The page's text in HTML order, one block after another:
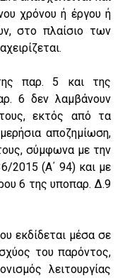
χρόνου ή έργου ή
στο πλαίσιο των
παρ. 5 και της
6 δεν λαμβάνουν
εκτός από τα
αποζημίωση,
σύμφωνα με την
2015 (Α΄ 94) και με
6 της υποπαρ. Δ.9
εκδίδεται μέσα σε
του παρόντος,
λειτουργίας